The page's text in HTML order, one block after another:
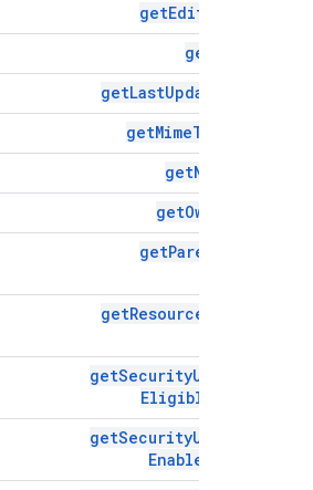
getEditors(
get
getLastUpdated(
getMimeType(
getName(
getOwner(
getParents(
getResource
getSecurityUpdate
Eligible(
getSecurityUpdate
Enabled(